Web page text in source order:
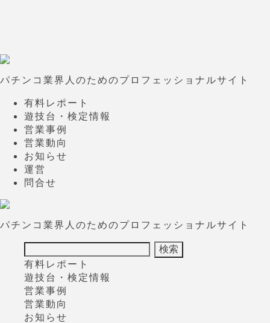
パチンコ業界人のためのプロフェッショナルサイト
有料レポート
遊技台・検定情報
営業事例
営業動向
お知らせ
運営
問合せ
パチンコ業界人のためのプロフェッショナルサイト
有料レポート
遊技台・検定情報
営業事例
営業動向
お知らせ